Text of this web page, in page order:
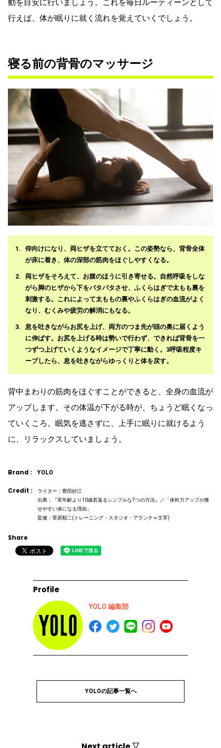
動を目安に行いましょう。これを毎日ルーティーンとして
行えば、体が眠りに就く流れを覚えていくでしょう。
寝る前の背骨のマッサージ
仰向けになり、両ヒザを立てておく。この姿勢なら、背骨全体
が床に着き、体の深部の筋肉をほぐしやすくなる。
両ヒザをそろえて、お腹のほうに引き寄せる。自然呼吸をしな
がら脚のヒザから下をバタバタさせ、ふくらはぎで太もも裏を
刺激する。これによって太ももの裏やふくらはぎの血流がよく
なり、むくみや疲労の解消にもなる。
息を吐きながらお尻を上げ、両方のつま先が頭の奥に届くよう
に伸ばす。お尻を上げる時は勢いで行わず、できれば背骨を一
つずつ上げていくようなイメージで丁寧に動く。3呼吸程度キ
ープしたら、息を吐きながらゆっくりと体を戻す。
背中まわりの筋肉をほぐすことができると、全身の血流が
アップします。その体温が下がる時が、ちょうど眠くなっ
ていくころ。眠気を逃さずに、上手に眠りに就けるよう
に、リラックスしていましょう。
Brand : YOLO
Credit :
ライター：豊田紗江
出典：『実年齢より10歳若返るシンプルな7つの方法』／「体幹力アップが痩
せやすい体になる理由」
監修：菅原順二(トレーニング・スタジオ・アランチャ主宰)
Share
Profile
YOLO 編集部
YOLOの記事一覧へ